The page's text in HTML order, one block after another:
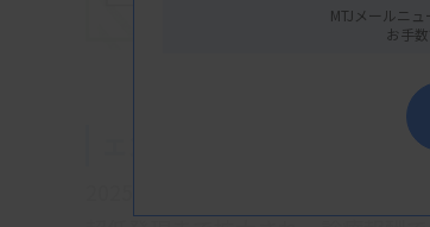
に関わる厚生労
（トラス
MTJメールニ
お手